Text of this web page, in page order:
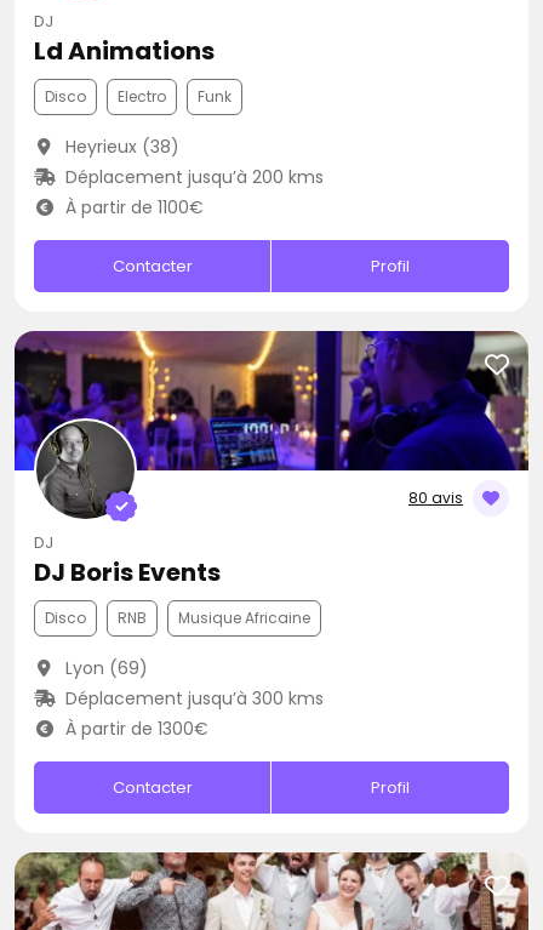
DJ
Ld Animations
Disco Electro Funk
Heyrieux (38)
Déplacement jusqu’à 200 kms
À partir de 1100€
Contacter Profil
80 avis
DJ
DJ Boris Events
Disco RNB Musique Africaine
Lyon (69)
Déplacement jusqu’à 300 kms
À partir de 1300€
Contacter Profil